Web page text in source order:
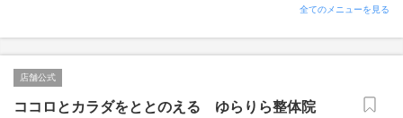
全てのメニューを見る
店舗公式
ココロとカラダをととのえる ゆらりら整体院